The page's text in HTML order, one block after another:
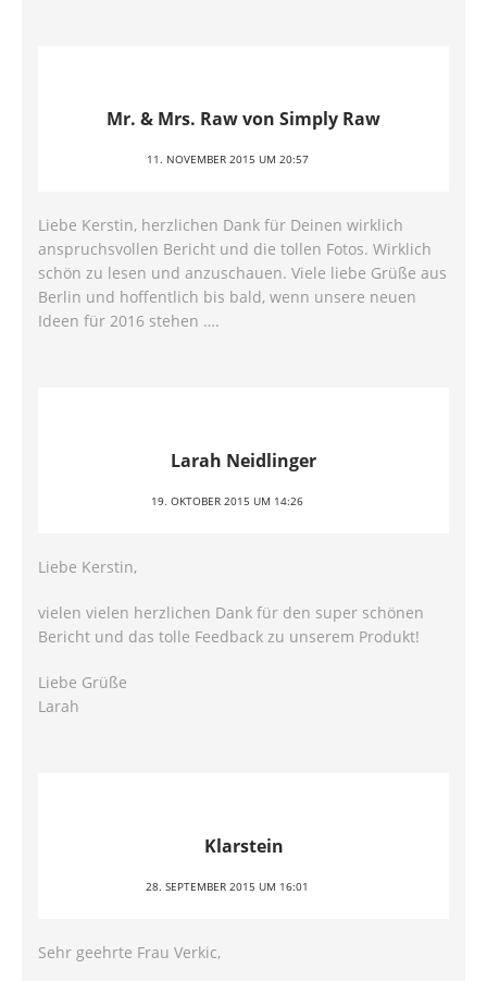
Mr. & Mrs. Raw von Simply Raw
11. NOVEMBER 2015 UM 20:57
Liebe Kerstin, herzlichen Dank für Deinen wirklich
anspruchsvollen Bericht und die tollen Fotos. Wirklich
schön zu lesen und anzuschauen. Viele liebe Grüße aus
Berlin und hoffentlich bis bald, wenn unsere neuen
Ideen für 2016 stehen ….
Larah Neidlinger
19. OKTOBER 2015 UM 14:26
Liebe Kerstin,
vielen vielen herzlichen Dank für den super schönen
Bericht und das tolle Feedback zu unserem Produkt!
Liebe Grüße
Larah
Klarstein
28. SEPTEMBER 2015 UM 16:01
Sehr geehrte Frau Verkic,